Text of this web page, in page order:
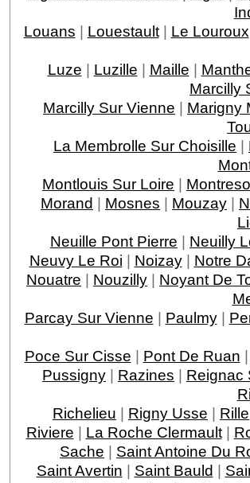
Louans | Louestault| Le Louroux
Luze | Luzille | Maille |
Marcilly
Marcilly Sur Vienne | Marigny
La Membrolle Sur Choisille |
Montlouis Sur Loire |
Morand | Mosnes | Mouzay |
Neuille Pont Pierre | Neuilly
Neuvy Le Roi | Noizay| Notre
Nouatre | Nouzilly | Noyant De
Parcay Sur Vienne | Paulmy|
Poce Sur Cisse | Pont De Ruan |
Pussigny | Razines | Reignac
Richelieu | Rigny Usse | Rille
Riviere | La Roche Clermault|
Sache | Saint Antoine Du
Saint Avertin | Saint Bauld |